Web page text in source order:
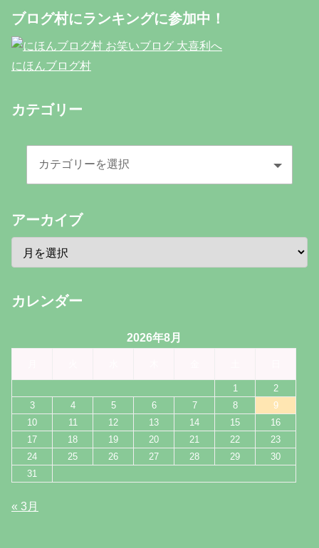
ブログ村にランキングに参加中！
にほんブログ村
カテゴリー
アーカイブ
カレンダー
2026年8月
1
2
3
4 5 6 7 8
9
10
11 12 13 14 15
16
17
18 19 20 21 22
23
24
25 26 27 28 29
30
31
« 3月